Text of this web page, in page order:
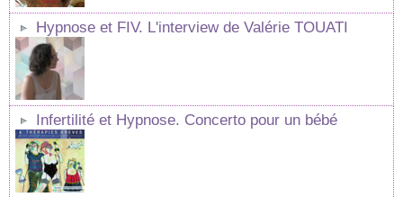
Hypnose et FIV. L'interview de Valérie TOUATI
Infertilité et Hypnose. Concerto pour un bébé